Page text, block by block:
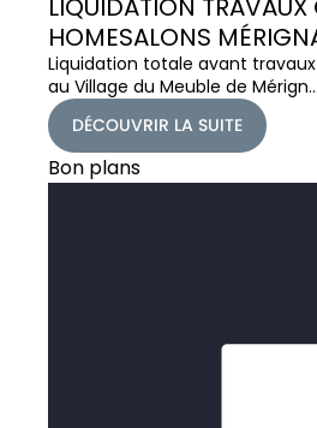
HOMESALONS
Liquidation totale avant
au Village du Meuble de Mérign…
DÉCOUVRIR LA SUITE
Bon plans